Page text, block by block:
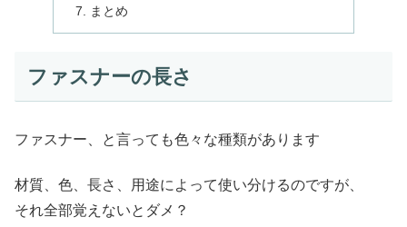
まとめ
ファスナーの長さ
ファスナー、と言っても色々な種類があります
材質、色、長さ、用途によって使い分けるのですが、
それ全部覚えないとダメ？